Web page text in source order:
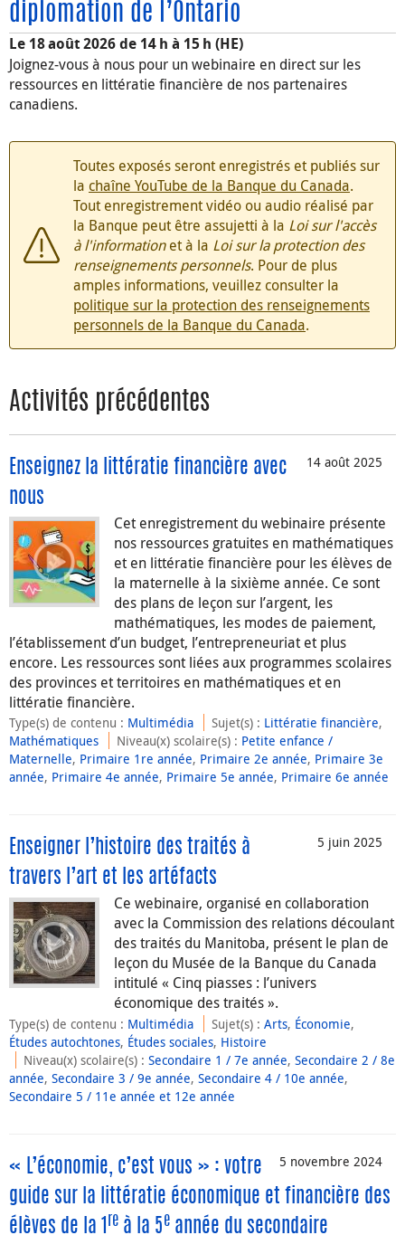
diplomation de l’Ontario
Le 18 août 2026 de 14 h à 15 h (HE)
Joignez-vous à nous pour un webinaire en direct sur les
ressources en littératie financière de nos partenaires
canadiens.
Toutes exposés seront enregistrés et publiés sur
la chaîne YouTube de la Banque du Canada.
Tout enregistrement vidéo ou audio réalisé par
la Banque peut être assujetti à la Loi sur l'accès
à l'informationet à la Loi sur la protection des
renseignements personnels. Pour de plus
amples informations, veuillez consulter la
politique sur la protection des renseignements
personnels de la Banque du Canada.
Activités précédentes
14 août 2025
Enseignez la littératie financière avec
nous
Cet enregistrement du webinaire présente
nos ressources gratuites en mathématiques
et en littératie financière pour les élèves de
la maternelle à la sixième année. Ce sont
des plans de leçon sur l’argent, les
mathématiques, les modes de paiement,
l’établissement d’un budget, l’entrepreneuriat et plus
encore. Les ressources sont liées aux programmes scolaires
des provinces et territoires en mathématiques et en
littératie financière.
Type(s) de contenu : Multimédia Sujet(s) : Littératie financière,
Mathématiques
Niveau(x) scolaire(s) : Petite enfance /
Maternelle, Primaire 1re année, Primaire 2e année, Primaire 3e
année, Primaire 4e année, Primaire 5e année, Primaire 6e année
5 juin 2025
Enseigner l’histoire des traités à
travers l’art et les artéfacts
Ce webinaire, organisé en collaboration
avec la Commission des relations découlant
des traités du Manitoba, présent le plan de
leçon du Musée de la Banque du Canada
intitulé « Cinq piasses : l’univers
économique des traités ».
Type(s) de contenu : Multimédia Sujet(s) :Arts, Économie,
Études autochtones, Études sociales, Histoire
Niveau(x) scolaire(s) :Secondaire 1 / 7e année,Secondaire 2 / 8e
année, Secondaire 3 / 9e année, Secondaire 4 / 10e année,
Secondaire 5 / 11e année et 12e année
5 novembre 2024
« L’économie, c’est vous » : votre
guide sur la littératie économique et financière des
élèves de la 1
re à la 5e année du secondaire